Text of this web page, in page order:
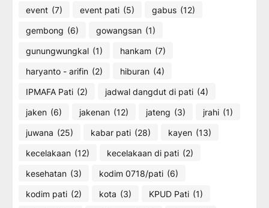
event (7) event pati (5) gabus (12)
gembong (6) gowangsan (1)
gunungwungkal (1) hankam (7)
haryanto - arifin (2) hiburan (4)
IPMAFA Pati (2) jadwal dangdut di pati (4)
jaken (6) jakenan (12) jateng (3) jrahi (1)
juwana (25) kabar pati (28) kayen (13)
kecelakaan (12) kecelakaan di pati (2)
kesehatan (3) kodim 0718/pati (6)
kodim pati (2) kota (3) KPUD Pati (1)